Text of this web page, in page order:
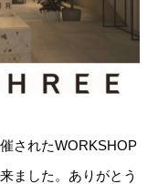
されたWORKSHOP
ました。ありがとう